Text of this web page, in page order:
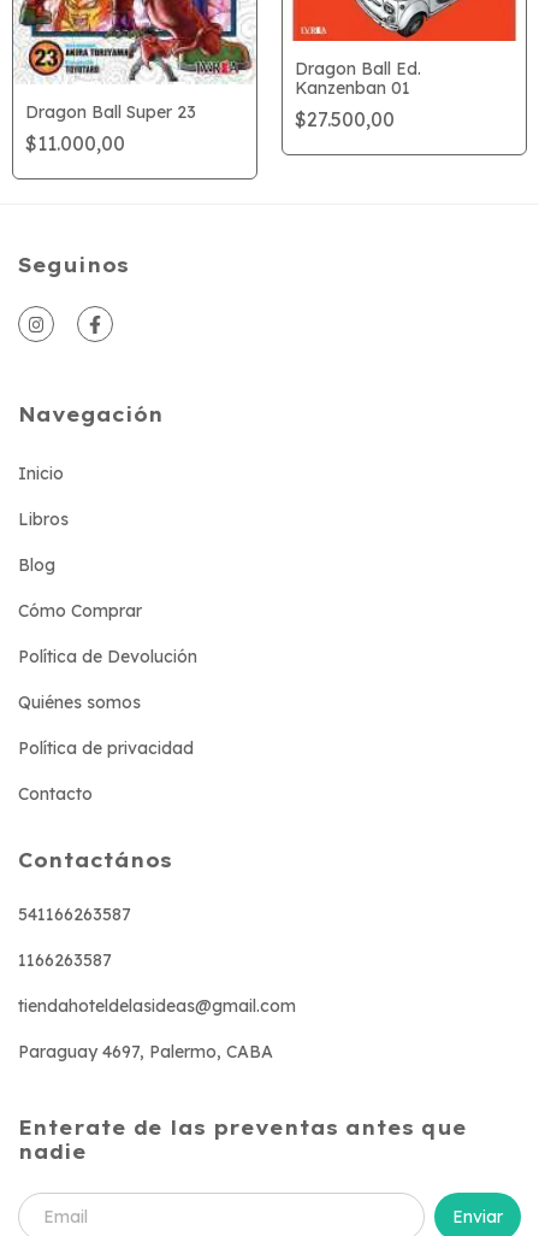
Dragon Ball Super 23
$11.000,00
Dragon Ball Ed.
Kanzenban 01
$27.500,00
Seguinos
Navegación
Inicio
Libros
Blog
Cómo Comprar
Política de Devolución
Quiénes somos
Política de privacidad
Contacto
Contactános
541166263587
1166263587
tiendahoteldelasideas@gmail.com
Paraguay 4697, Palermo, CABA
Enterate de las preventas antes que
nadie